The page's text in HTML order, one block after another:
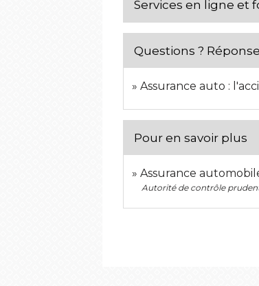
Services en ligne et
Questions ?
Assurance auto :
Pour en savoir plus
Assurance
Autorité de contrôle